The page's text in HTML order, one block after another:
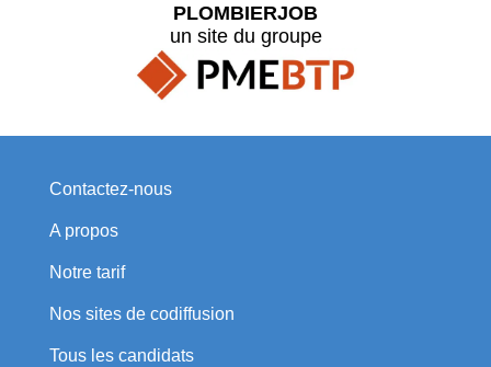
PLOMBIERJOB
un site du groupe
Contactez-nous
A propos
Notre tarif
Nos sites de codiffusion
Tous les candidats